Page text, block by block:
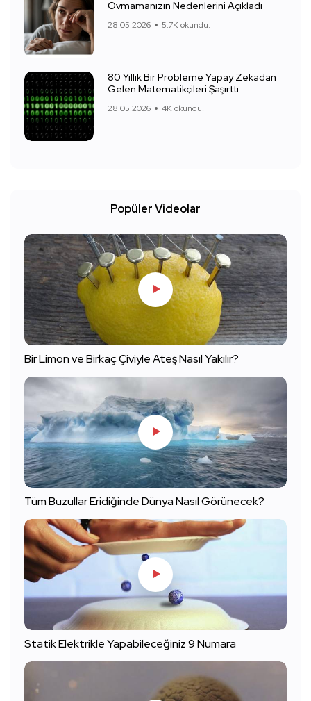
Ovmamanızın Nedenlerini Açıkladı
28.05.2026 5.7K okundu.
80 Yıllık Bir Probleme Yapay Zekadan
Gelen Matematikçileri Şaşırttı
28.05.2026 4K okundu.
Popüler Videolar
Bir Limon ve Birkaç Çiviyle Ateş Nasıl Yakılır?
Tüm Buzullar Eridiğinde Dünya Nasıl Görünecek?
Statik Elektrikle Yapabileceğiniz 9 Numara